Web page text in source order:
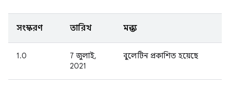
সংস্করণ তারিখ মন্তব্য
1.0
7 জুলাই,
2021
বুলেটিন প্রকাশিত হয়েছে